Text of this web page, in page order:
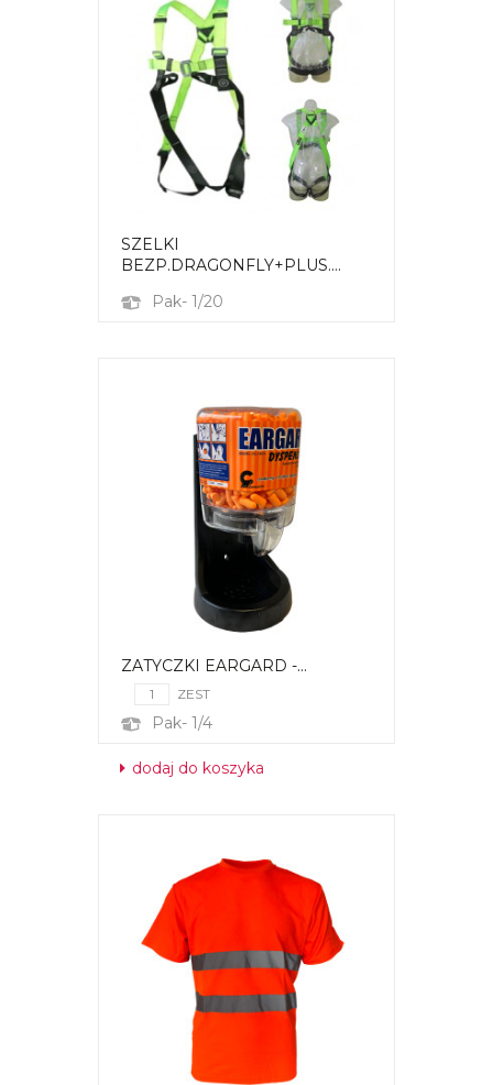
SZELKI
BEZP.DRAGONFLY+PLUS....
Pak- 1/20
ZATYCZKI EARGARD -...
ZEST
Pak- 1/4
dodaj do koszyka